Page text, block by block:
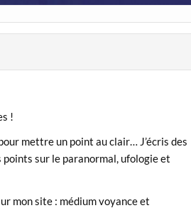
!
mettre un point au clair… J’écris des
sur le paranormal, ufologie et
mon site : médium voyance et